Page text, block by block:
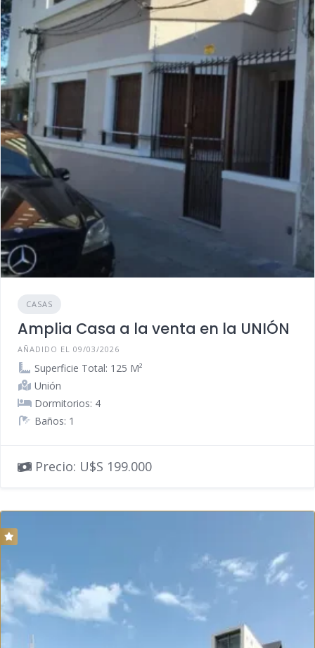
CASAS
Amplia Casa a la venta en la UNIÓN
AÑADIDO EL 09/03/2026
Superficie Total: 125 M²
Unión
Dormitorios: 4
Baños: 1
Precio: U$S 199.000